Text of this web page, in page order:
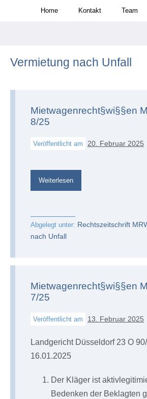
Home Kontakt Team
Vermietung nach Unfall
Mietwagenrecht§wi§§en
8/25
Veröffentlicht am 20. Februar 2025
WeiterlesenMietwagenrecht§wi§§en
aktuell
Abgelegt unter: Rechtszeitschrift
nach Unfall
Mietwagenrecht§wi§§en
7/25
Veröffentlicht am 13. Februar 2025
Landgericht Düsseldorf 23 O
16.01.2025
Der Kläger ist
Bedenken der Beklagten